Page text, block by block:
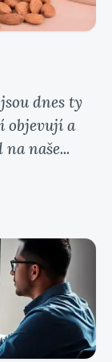
dnes ty
objevují a
naše...